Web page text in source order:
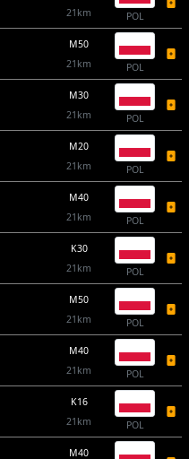
21km
POL
M50
21km
POL
M30
21km
POL
M20
21km
POL
M40
21km
POL
K30
21km
POL
M50
21km
POL
M40
21km
POL
K16
21km
POL
M40